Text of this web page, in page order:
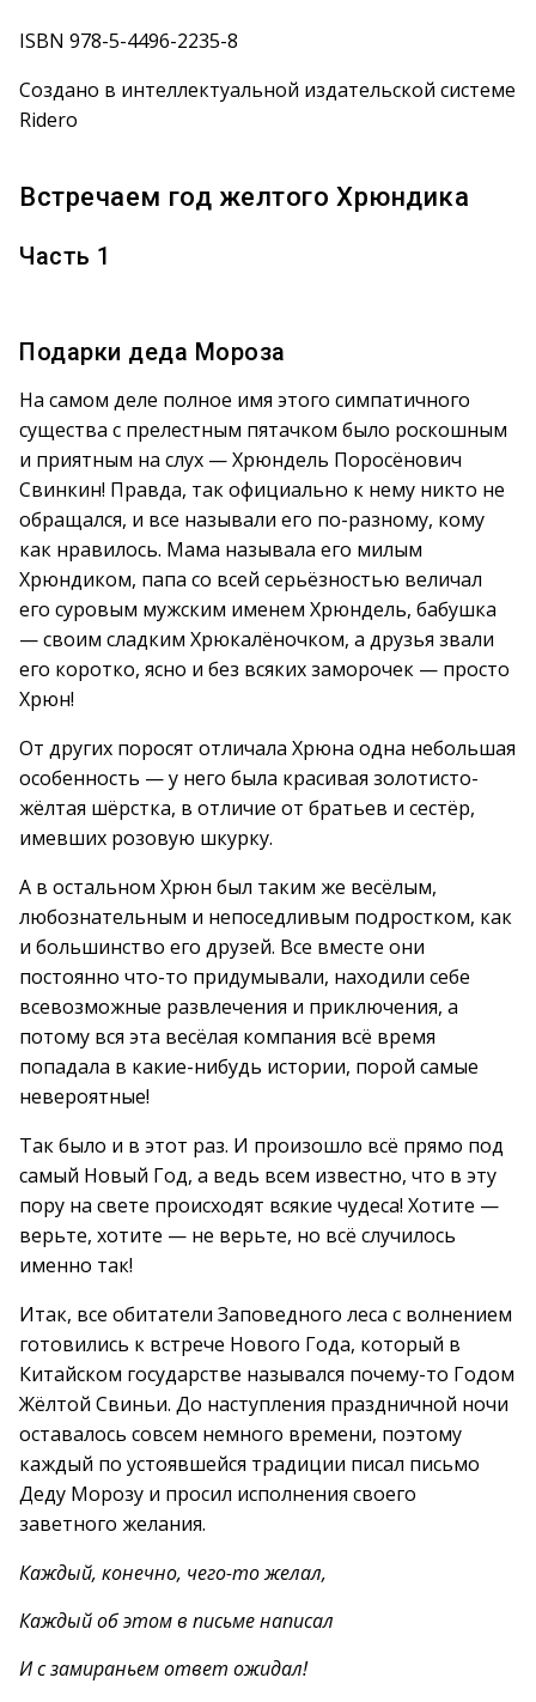
ISBN 978-5-4496-2235-8
Создано в интеллектуальной издательской системе
Ridero
Встречаем год желтого Хрюндика
Часть 1
Подарки деда Мороза
На самом деле полное имя этого симпатичного
существа с прелестным пятачком было роскошным
и приятным на слух — Хрюндель Поросёнович
Свинкин! Правда, так официально к нему никто не
обращался, и все называли его по-разному, кому
как нравилось. Мама называла его милым
Хрюндиком, папа со всей серьёзностью величал
его суровым мужским именем Хрюндель, бабушка
— своим сладким Хрюкалёночком, а друзья звали
его коротко, ясно и без всяких заморочек — просто
Хрюн!
От других поросят отличала Хрюна одна небольшая
особенность — у него была красивая золотисто-
жёлтая шёрстка, в отличие от братьев и сестёр,
имевших розовую шкурку.
А в остальном Хрюн был таким же весёлым,
любознательным и непоседливым подростком, как
и большинство его друзей. Все вместе они
постоянно что-то придумывали, находили себе
всевозможные развлечения и приключения, а
потому вся эта весёлая компания всё время
попадала в какие-нибудь истории, порой самые
невероятные!
Так было и в этот раз. И произошло всё прямо под
самый Новый Год, а ведь всем известно, что в эту
пору на свете происходят всякие чудеса! Хотите —
верьте, хотите — не верьте, но всё случилось
именно так!
Итак, все обитатели Заповедного леса с волнением
готовились к встрече Нового Года, который в
Китайском государстве назывался почему-то Годом
Жёлтой Свиньи. До наступления праздничной ночи
оставалось совсем немного времени, поэтому
каждый по устоявшейся традиции писал письмо
Деду Морозу и просил исполнения своего
заветного желания.
Каждый, конечно, чего-то желал,
Каждый об этом в письме написал
И с замираньем ответ ожидал!